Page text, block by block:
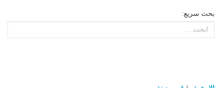
بحث سريع: